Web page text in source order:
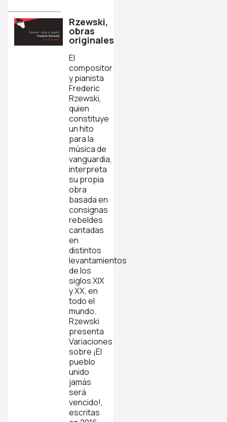
Rzewski,
obras
originales
El
compositor
y pianista
Frederic
Rzewski,
quien
constituye
un hito
para la
música de
vanguardia,
interpreta
su propia
obra
basada en
consignas
rebeldes
cantadas
en
distintos
levantamientos
de los
siglos XIX
y XX, en
todo el
mundo.
Rzewski
presenta
Variaciones
sobre ¡El
pueblo
unido
jamás
será
vencido!,
escritas